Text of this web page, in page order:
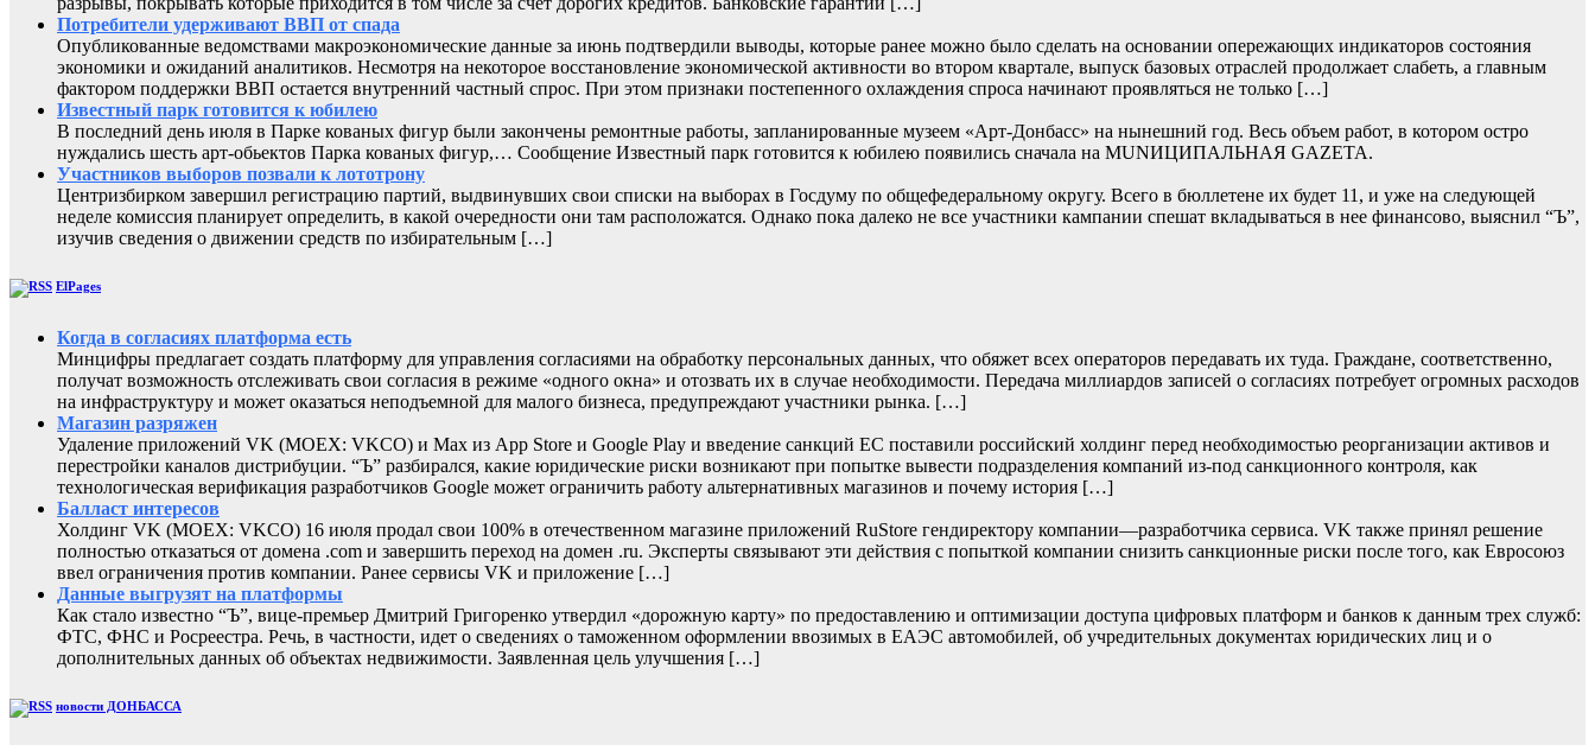
Потребители удерживают ВВП от спада
Опубликованные ведомствами макроэкономические данные за июнь подтвердили выводы, которые ранее можно было сделать на основании опережающих индикаторов состояния
экономики и ожиданий аналитиков. Несмотря на некоторое восстановление экономической активности во втором квартале, выпуск базовых отраслей продолжает слабеть, а главным
фактором поддержки ВВП остается внутренний частный спрос. При этом признаки постепенного охлаждения спроса начинают проявляться не только […]
Известный парк готовится к юбилею
В последний день июля в Парке кованых фигур были закончены ремонтные работы, запланированные музеем «Арт-Донбасс» на нынешний год. Весь объем работ, в котором остро
нуждались шесть арт-обьектов Парка кованых фигур,… Сообщение Известный парк готовится к юбилею появились сначала на MUNИЦИПАЛЬНАЯ GAZЕТА.
Участников выборов позвали к лототрону
Центризбирком завершил регистрацию партий, выдвинувших свои списки на выборах в Госдуму по общефедеральному округу. Всего в бюллетене их будет 11, и уже на следующей
неделе комиссия планирует определить, в какой очередности они там расположатся. Однако пока далеко не все участники кампании спешат вкладываться в нее финансово, выяснил “Ъ”,
изучив сведения о движении средств по избирательным […]
ElPages
Когда в согласиях платформа есть
Минцифры предлагает создать платформу для управления согласиями на обработку персональных данных, что обяжет всех операторов передавать их туда. Граждане, соответственно,
получат возможность отслеживать свои согласия в режиме «одного окна» и отозвать их в случае необходимости. Передача миллиардов записей о согласиях потребует огромных расходов
на инфраструктуру и может оказаться неподъемной для малого бизнеса, предупреждают участники рынка. […]
Магазин разряжен
Удаление приложений VK (MOEX: VKCO) и Max из App Store и Google Play и введение санкций ЕС поставили российский холдинг перед необходимостью реорганизации активов и
перестройки каналов дистрибуции. “Ъ” разбирался, какие юридические риски возникают при попытке вывести подразделения компаний из-под санкционного контроля, как
технологическая верификация разработчиков Google может ограничить работу альтернативных магазинов и почему история […]
Балласт интересов
Холдинг VK (MOEX: VKCO) 16 июля продал свои 100% в отечественном магазине приложений RuStore гендиректору компании—разработчика сервиса. VK также принял решение
полностью отказаться от домена .com и завершить переход на домен .ru. Эксперты связывают эти действия с попыткой компании снизить санкционные риски после того, как Евросоюз
ввел ограничения против компании. Ранее сервисы VK и приложение […]
Данные выгрузят на платформы
Как стало известно “Ъ”, вице-премьер Дмитрий Григоренко утвердил «дорожную карту» по предоставлению и оптимизации доступа цифровых платформ и банков к данным трех служб:
ФТС, ФНС и Росреестра. Речь, в частности, идет о сведениях о таможенном оформлении ввозимых в ЕАЭС автомобилей, об учредительных документах юридических лиц и о
дополнительных данных об объектах недвижимости. Заявленная цель улучшения […]
новости ДОНБАССА